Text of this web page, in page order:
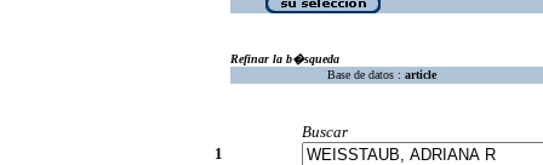
Refinar la b�squeda
Base de datos : article
Buscar
1